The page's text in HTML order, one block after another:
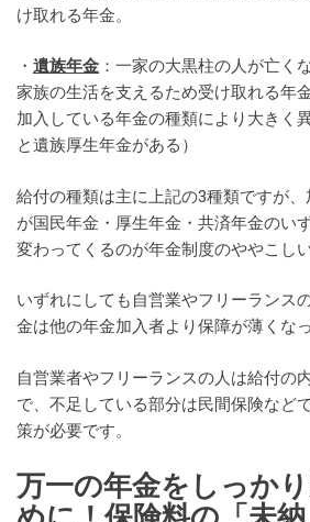
け取れる年金。
・ 遺族年金 ：一家の大黒柱の人が亡く
家族の生活を支えるため受け取れる年
加入している年金の種類により大きく
と遺族厚生年金がある）
給付の種類は主に上記の3種類ですが
が国民年金・厚生年金・共済年金のい
変わってくるのが年金制度のややこし
いずれにしても自営業やフリーランス
金は他の年金加入者より保障が薄くな
自営業者やフリーランスの人は給付の
で、不足している部分は民間保険など
策が必要です。
万一の年金をしっか